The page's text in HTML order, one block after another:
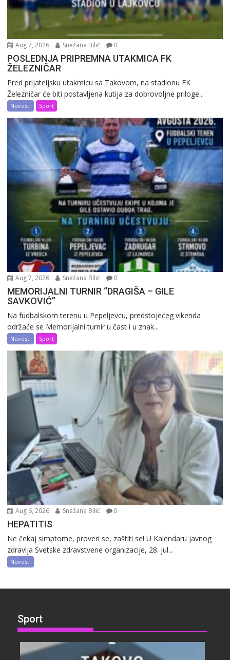
Aug 7, 2026 Snežana Bilić 0
POSLEDNJA PRIPREMNA UTAKMICA FK
ŽELEZNIČAR
Pred prijateljsku utakmicu sa Takovom, na stadionu FK
Železničar će biti postavljena kutija za dobrovoljne priloge...
Novosti Sport
Aug 7, 2026 Snežana Bilić 0
MEMORIJALNI TURNIR “DRAGIŠA – GILE
SAVKOVIĆ”
Na fudbalskom terenu u Pepeljevcu, predstojećeg vikenda
održaće se Memorijalni turnir u čast i u znak...
Novosti Sport
Aug 6, 2026 Snežana Bilić 0
HEPATITIS
Ne čekaj simptome, proveri se, zaštiti se! U Kalendaru javnog
zdravlja Svetske zdravstvene organizacije, 28. jul...
Novosti
Sport